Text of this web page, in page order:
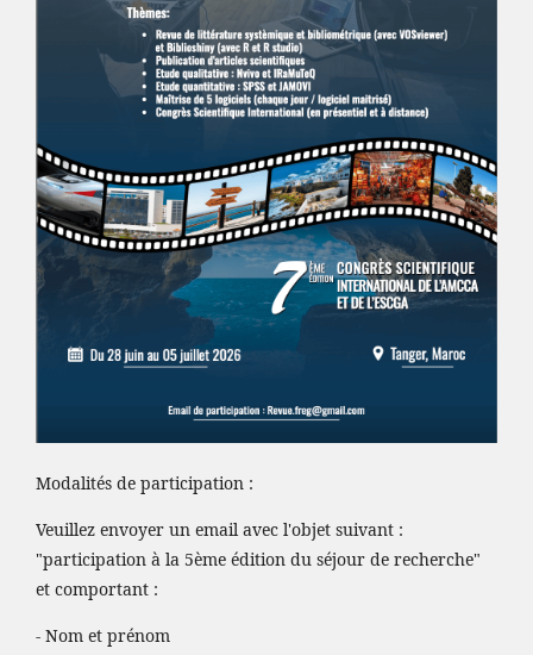
Modalités de participation :
Veuillez envoyer un email avec l'objet suivant :
"participation à la 5ème édition du séjour de recherche"
et comportant :
- Nom et prénom